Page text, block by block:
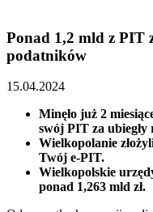
Ponad 1,2 mld z PIT
podatników
15.04.2024
Minęło już 2
swój PIT za ubiegły
Wielkopolanie
Twój e-PIT.
Wielkopolskie
ponad 1,263 mld zł.